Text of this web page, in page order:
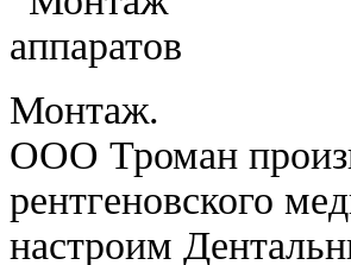
Монтаж.
ООО Троман
рентгеновского
настроим